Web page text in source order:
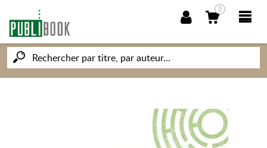
0
NOUVEAUTÉS
PUBLIBOOK
SOCIÉTÉ DES ÉCRIVAINS